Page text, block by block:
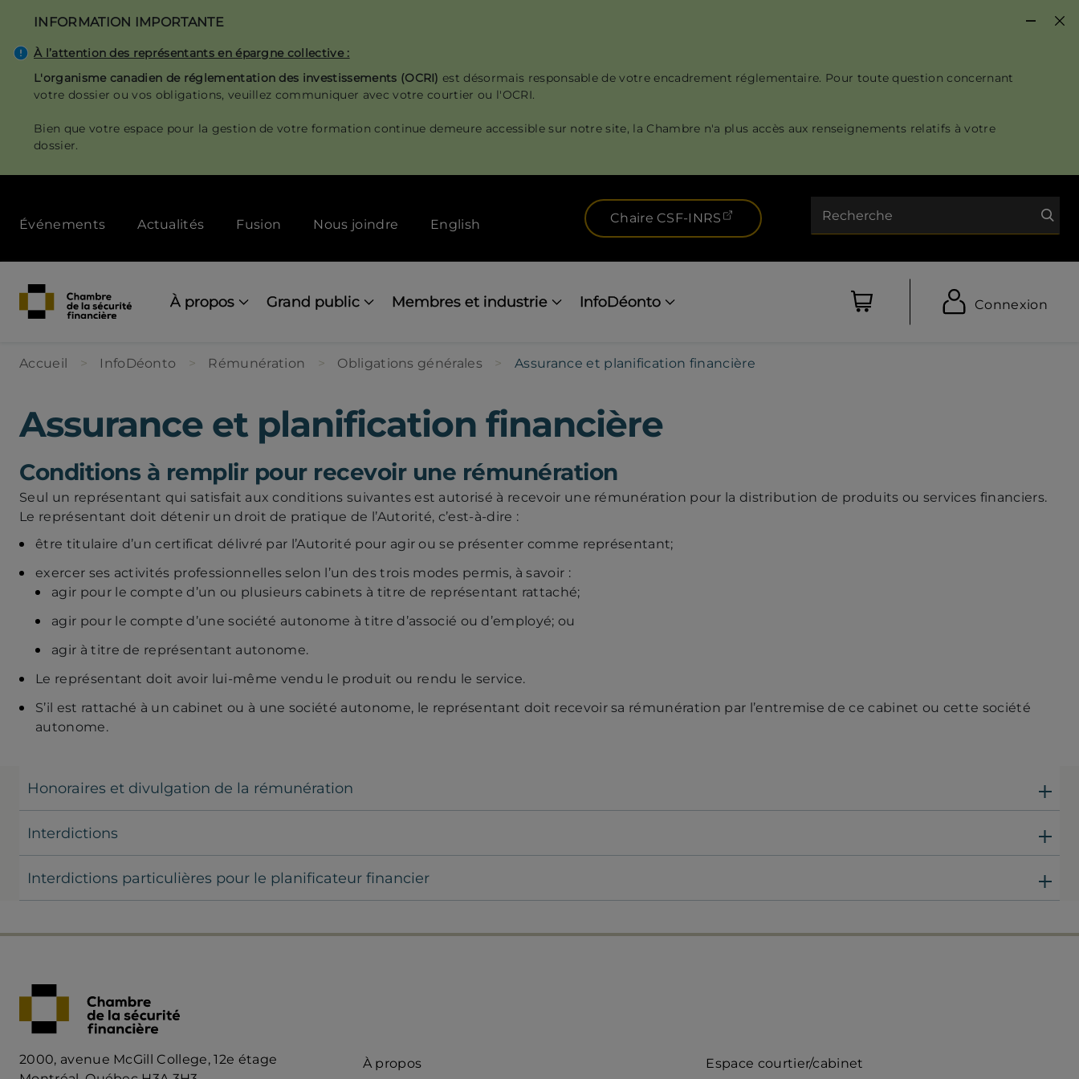
contenu
INFORMATION IMPORTANTE
À l’attention des représentants en épargne collective :
L'organisme canadien de réglementation des investissements (OCRI)est désormais responsable de votre encadrement réglementaire. Pour toute question concernant
votre dossier ou vos obligations, veuillez communiquer avec votre courtier ou l'OCRI.
Bien que votre espace pour la gestion de votre formation continue demeure accessible sur notre site, la Chambre n'a plus accès aux renseignements relatifs à votre
dossier.
menu
[Desktop]
Événements Actualités Fusion Nous joindre English Chaire CSF-INRS (ouvre dans un nouvel onglet)
navigation
À propos Grand public Membres et industrie InfoDéonto Connexion
Accueil InfoDéonto Rémunération Obligations générales Assurance et planification financière
Assurance et planification financière
Conditions à remplir pour recevoir une rémunération
Seul un représentant qui satisfait aux conditions suivantes est autorisé à recevoir une rémunération pour la distribution de produits ou services financiers.
Le représentant doit détenir un droit de pratique de l’Autorité, c’est-à-dire :
être titulaire d’un certificat délivré par l’Autorité pour agir ou se présenter comme représentant;
exercer ses activités professionnelles selon l’un des trois modes permis, à savoir :
agir pour le compte d’un ou plusieurs cabinets à titre de représentant rattaché;
agir pour le compte d’une société autonome à titre d’associé ou d’employé; ou
agir à titre de représentant autonome.
Le représentant doit avoir lui-même vendu le produit ou rendu le service.
S’il est rattaché à un cabinet ou à une société autonome, le représentant doit recevoir sa rémunération par l’entremise de ce cabinet ou cette société
autonome.
Honoraires et divulgation de la rémunération
Interdictions
Interdictions particulières pour le planificateur financier
2000, avenue McGill College, 12e étage
Quick
À propos
Accès
Espace courtier/cabinet